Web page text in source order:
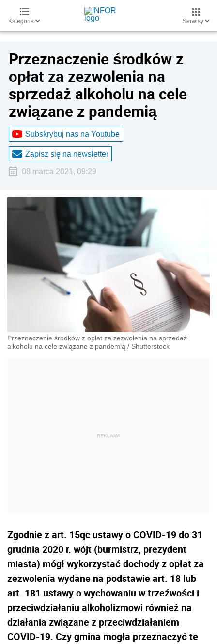
Kategorie Serwisy
Przeznaczenie środków z
opłat za zezwolenia na
sprzedaż alkoholu na cele
związane z pandemią
Subskrybuj nas na Youtube
Zapisz się na newsletter
08 marca 2021, 09:29
Przeznaczenie środków z opłat za zezwolenia na sprzedaż
alkoholu na cele związane z pandemią / Shutterstock
Zgodnie z art. 15qc ustawy o COVID-19 do 31
grudnia 2020 r. wójt (burmistrz, prezydent
miasta) mógł wykorzystać dochody z opłat za
zezwolenia wydane na podstawie art. 18 lub
art. 181 ustawy o wychowaniu w trzeźwości i
przeciwdziałaniu alkoholizmowi również na
działania związane z przeciwdziałaniem
COVID-19. Czy gmina mogła przeznaczyć te